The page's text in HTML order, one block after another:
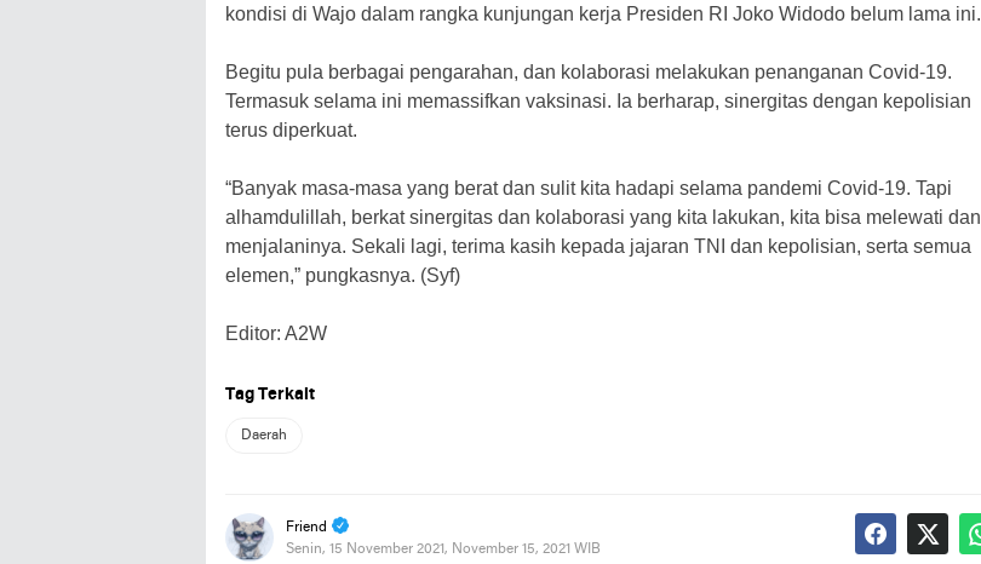
kondisi di Wajo dalam rangka kunjungan kerja Presiden RI Joko Widodo belum lama ini.
Begitu pula berbagai pengarahan, dan kolaborasi melakukan penanganan Covid-19.
Termasuk selama ini memassifkan vaksinasi. Ia berharap, sinergitas dengan kepolisian
terus diperkuat.
“Banyak masa-masa yang berat dan sulit kita hadapi selama pandemi Covid-19. Tapi
alhamdulillah, berkat sinergitas dan kolaborasi yang kita lakukan, kita bisa melewati dan
menjalaninya. Sekali lagi, terima kasih kepada jajaran TNI dan kepolisian, serta semua
elemen,” pungkasnya. (Syf)
Editor: A2W
Tag Terkait
Daerah
Friend
Senin, 15 November 2021, November 15, 2021 WIB